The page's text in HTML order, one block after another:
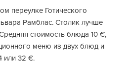
переулке Готического
Рамблас. Столик лучше
стоимость блюда 10 €,
меню из двух блюд и
или 32 €.